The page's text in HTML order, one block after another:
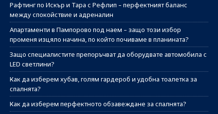
Рафтинг по Искър и Тара с Рефлип – перфектният баланс
между спокойствие и адреналин
Апартаменти в Пампорово под наем – защо този избор
променя изцяло начина, по който почиваме в планината?
Защо специалистите препоръчват да оборудвате автомобила с
LED светлини?
Как да изберем хубав, голям гардероб и удобна тоалетка за
спалнята?
Как да изберем перфектното обзавеждане за спалнята?